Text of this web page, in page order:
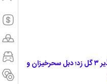
استقلال به تیم شکست‌ناپذیر ۳ گل زد؛ دبل سحرخیزان و